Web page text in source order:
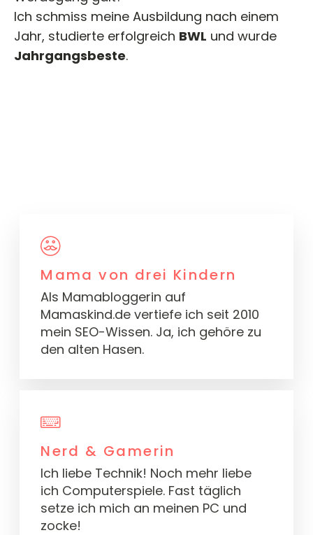
Ich schmiss meine Ausbildung nach einem
Jahr, studierte erfolgreich BWL und wurde
Jahrgangsbeste.
Mama von drei Kindern
Als Mamabloggerin auf
Mamaskind.de vertiefe ich seit 2010
mein SEO-Wissen. Ja, ich gehöre zu
den alten Hasen.
Nerd & Gamerin
Ich liebe Technik! Noch mehr liebe
ich Computerspiele. Fast täglich
setze ich mich an meinen PC und
zocke!